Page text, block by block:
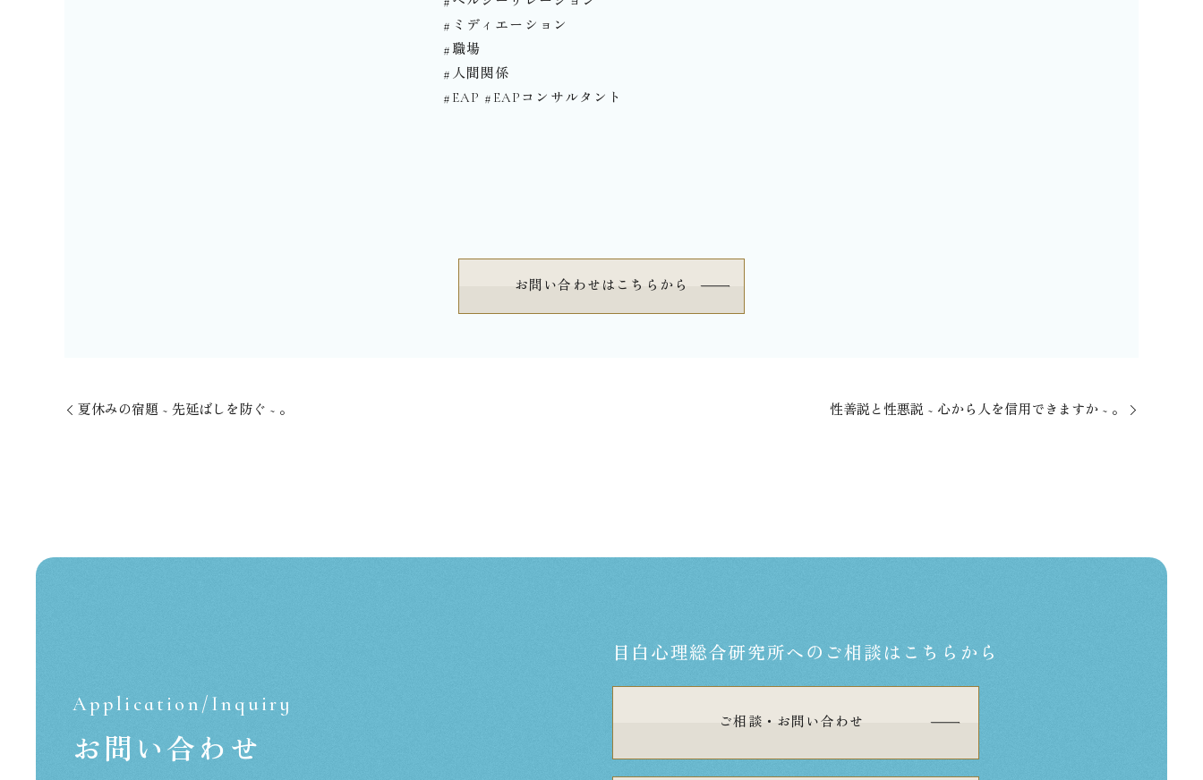
#ミディエーション
#職場
#人間関係
#EAP #EAPコンサルタント⁡⁡⁡⁡
お問い合わせはこちらから
⁡夏休みの宿題 ~ 先延ばしを防ぐ ~ 。 ⁡性善説と性悪説 ~ 心から人を信用できますか ~ 。
Application/Inquiry
お問い合わせ
目白心理総合研究所への ご相談はこちらから
ご相談・ お問い合わせ